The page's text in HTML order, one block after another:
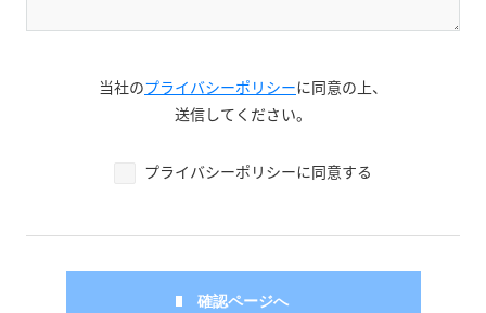
当社のプライバシーポリシーに同意の上、
送信してください。
プライバシーポリシーに同意する